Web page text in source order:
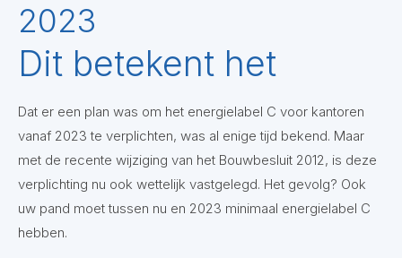
2023
Dit betekent het
Dat er een plan was om het energielabel C voor kantoren
vanaf 2023 te verplichten, was al enige tijd bekend. Maar
met de recente wijziging van het Bouwbesluit 2012, is deze
verplichting nu ook wettelijk vastgelegd. Het gevolg? Ook
uw pand moet tussen nu en 2023 minimaal energielabel C
hebben.